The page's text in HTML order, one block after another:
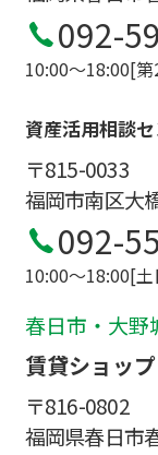
092-
10:00〜18:00[
資産活用相談
〒815-0033
福岡市南区大
092-
10:00〜18:00[
春日市・大野
賃貸ショッ
〒816-0802
福岡県春日市